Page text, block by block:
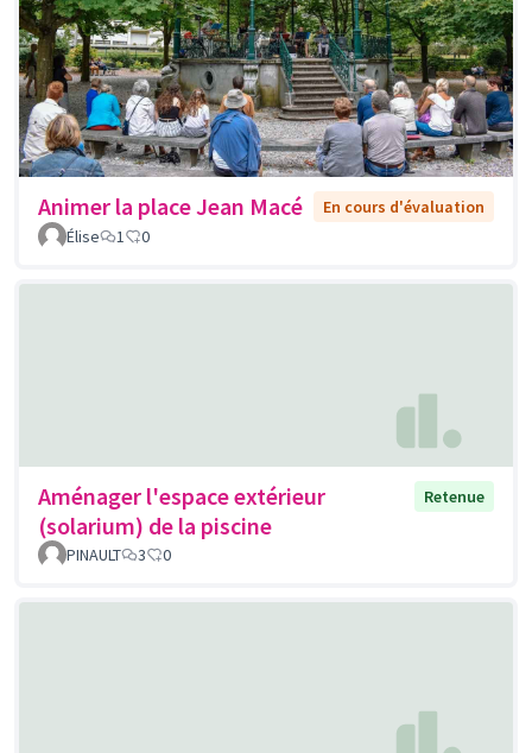
Animer la place Jean Macé
En cours d'évaluation
Élise
1 0
Aménager l'espace extérieur
(solarium) de la piscine
Retenue
PINAULT 3 0